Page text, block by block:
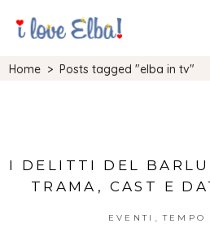
Home >Posts tagged "elba in tv"
I DELITTI DEL
TRAMA, CAST E
EVENTI , TEMPO